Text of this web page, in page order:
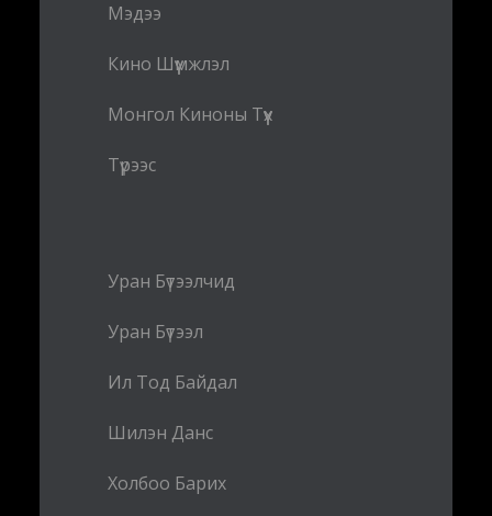
Мэдээ
Кино Шүүмжлэл
Монгол Киноны Түүх
Түрээс
Уран Бүтээлчид
Уран Бүтээл
Ил Тод Байдал
Шилэн Данс
Холбоо Барих